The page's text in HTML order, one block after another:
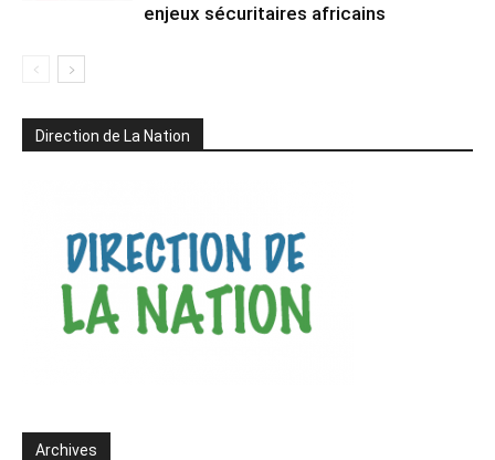
enjeux sécuritaires africains
Direction de La Nation
Archives